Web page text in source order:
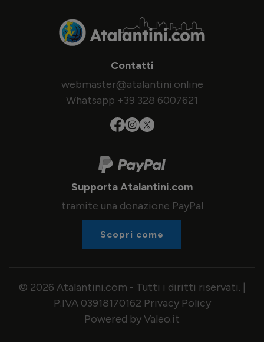
Contatti
webmaster@atalantini.online
Whatsapp +39 328 6007621
Supporta Atalantini.com
tramite una donazione PayPal
Scopri come
© 2026 Atalantini.com - Tutti i diritti riservati. |
P.IVA 03918170162 Privacy Policy
Powered by Valeo.it